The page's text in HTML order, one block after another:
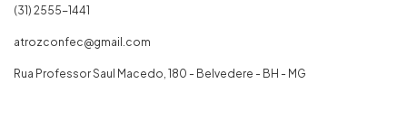
(31) 2555-1441
atrozconfec@gmail.com
Rua Professor Saul Macedo, 180 - Belvedere - BH - MG